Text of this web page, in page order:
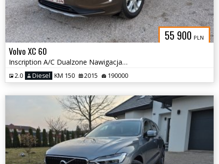
55 900 PLN
Volvo XC 60
Inscription A/C Dualzone Nawigacja Tempomat Czujniki
2.0 Diesel KM 150 2015 190000